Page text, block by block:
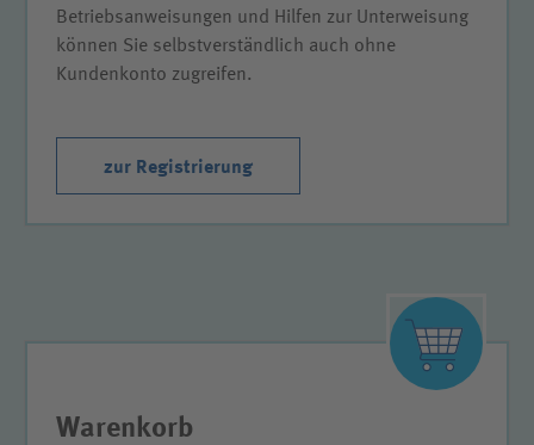
Betriebsanweisungen und Hilfen zur Unterweisung
können Sie selbstverständlich auch ohne
Kundenkonto zugreifen.
zur Registrierung
Warenkorb